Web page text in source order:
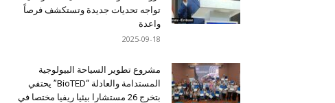
تواجه تحديات جديدة وتستكشف فرصاً
واعدة
2025-09-18
مشروع تطوير السياحة البيولوجية
المستدامة والعادلة “BioTED” يحتفي
بتخرج 26 مستشارا بيئيا ريفيا مختصا في